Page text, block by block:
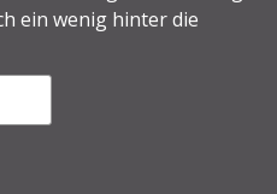
ein wenig hinter die